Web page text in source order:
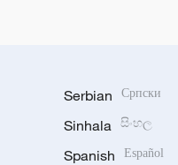
Serbian Српски
Sinhala සිංහල
Spanish Español